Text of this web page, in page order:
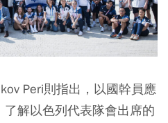
Peri則指出，以國幹員應
解以色列代表隊會出席的